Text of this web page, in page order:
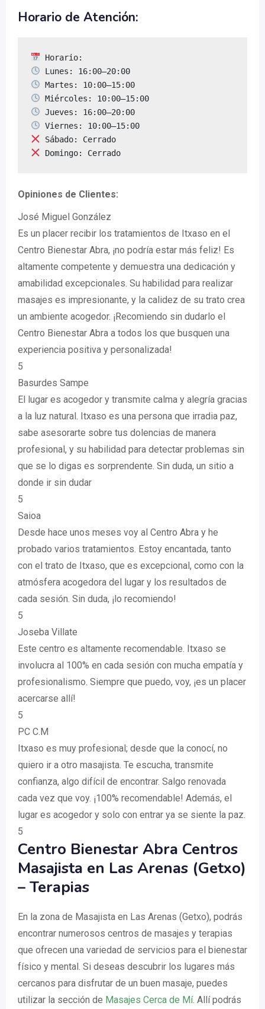
Horario de Atención:
Domingo: Cerrado
Opiniones de Clientes:
José Miguel González
Es un placer recibir los tratamientos de Itxaso en el
Centro Bienestar Abra, ¡no podría estar más feliz! Es
altamente competente y demuestra una dedicación y
amabilidad excepcionales. Su habilidad para realizar
masajes es impresionante, y la calidez de su trato crea
un ambiente acogedor. ¡Recomiendo sin dudarlo el
Centro Bienestar Abra a todos los que busquen una
experiencia positiva y personalizada!
5
Basurdes Sampe
El lugar es acogedor y transmite calma y alegría gracias
a la luz natural. Itxaso es una persona que irradia paz,
sabe asesorarte sobre tus dolencias de manera
profesional, y su habilidad para detectar problemas sin
que se lo digas es sorprendente. Sin duda, un sitio a
donde ir sin dudar
5
Saioa
Desde hace unos meses voy al Centro Abra y he
probado varios tratamientos. Estoy encantada, tanto
con el trato de Itxaso, que es excepcional, como con la
atmósfera acogedora del lugar y los resultados de
cada sesión. Sin duda, ¡lo recomiendo!
5
Joseba Villate
Este centro es altamente recomendable. Itxaso se
involucra al 100% en cada sesión con mucha empatía y
profesionalismo. Siempre que puedo, voy, ¡es un placer
acercarse allí!
5
PC C.M
Itxaso es muy profesional; desde que la conocí, no
quiero ir a otro masajista. Te escucha, transmite
confianza, algo difícil de encontrar. Salgo renovada
cada vez que voy. ¡100% recomendable! Además, el
lugar es acogedor y solo con entrar ya se siente la paz.
5
Centro Bienestar Abra Centros
Masajista en Las Arenas (Getxo)
– Terapias
En la zona de Masajista en Las Arenas (Getxo), podrás
encontrar numerosos centros de masajes y terapias
que ofrecen una variedad de servicios para el bienestar
físico y mental. Si deseas descubrir los lugares más
cercanos para disfrutar de un buen masaje, puedes
utilizar la sección de Masajes Cerca de Mí. Allí podrás